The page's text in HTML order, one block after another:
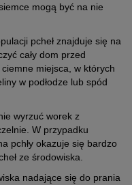
mogą być na nie
pcheł znajduje się na
cały dom przed
miejsca, w których
w podłodze lub spód
wyrzuć worek z
W przypadku
pchły okazuje się bardzo
ze środowiska.
nadające się do prania